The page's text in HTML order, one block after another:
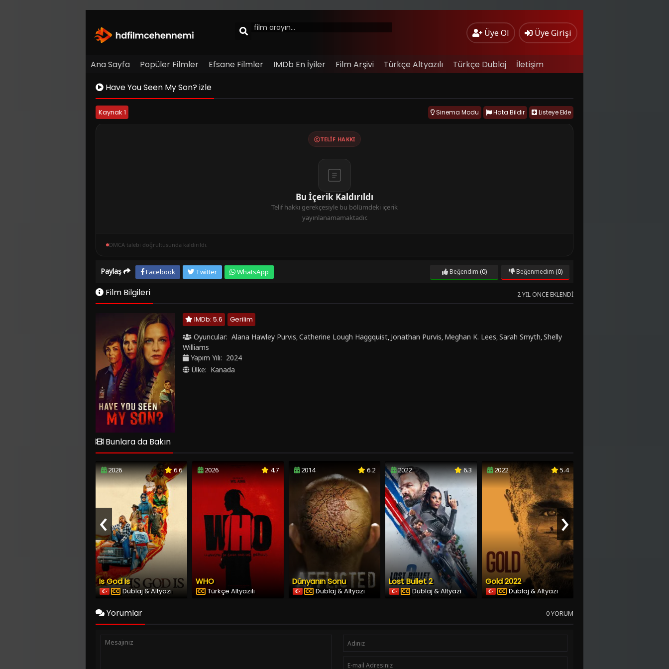
Üye Ol Üye Girişi
Ana Sayfa Popüler Filmler Efsane Filmler IMDb En İyiler Film Arşivi Türkçe Altyazılı Türkçe Dublaj
İletişim
Have You Seen My Son? izle
Kaynak 1 Listeye Ekle
Hata Bildir
Sinema Modu
TELIF HAKKI
Bu İçerik Kaldırıldı
Telif hakkı gerekçesiyle bu bölümdeki içerik
yayınlanamamaktadır.
DMCA talebi doğrultusunda kaldırıldı.
Paylaş Facebook Twitter WhatsApp Beğendim (0) Beğenmedim (0)
Film Bilgileri 2 YIL ÖNCE EKLENDI
IMDb: 5.6
Gerilim
Oyuncular: Alana Hawley Purvis,Catherine Lough Haggquist, Jonathan Purvis, Meghan K. Lees,Sarah Smyth,Shelly
Williams
Yapım Yılı: 2024
Ülke: Kanada
Bunlara da Bakın
2026 6.6
Is God Is
Dublaj & Altyazı
2026 4.7
WHO
Türkçe Altyazılı
2014 6.2
Dünyanın Sonu
Dublaj & Altyazı
2022 6.3
Lost Bullet 2
Dublaj & Altyazı
2022 5.4
Gold 2022
Dublaj & Altyazı
‹ ›
Yorumlar 0 YORUM